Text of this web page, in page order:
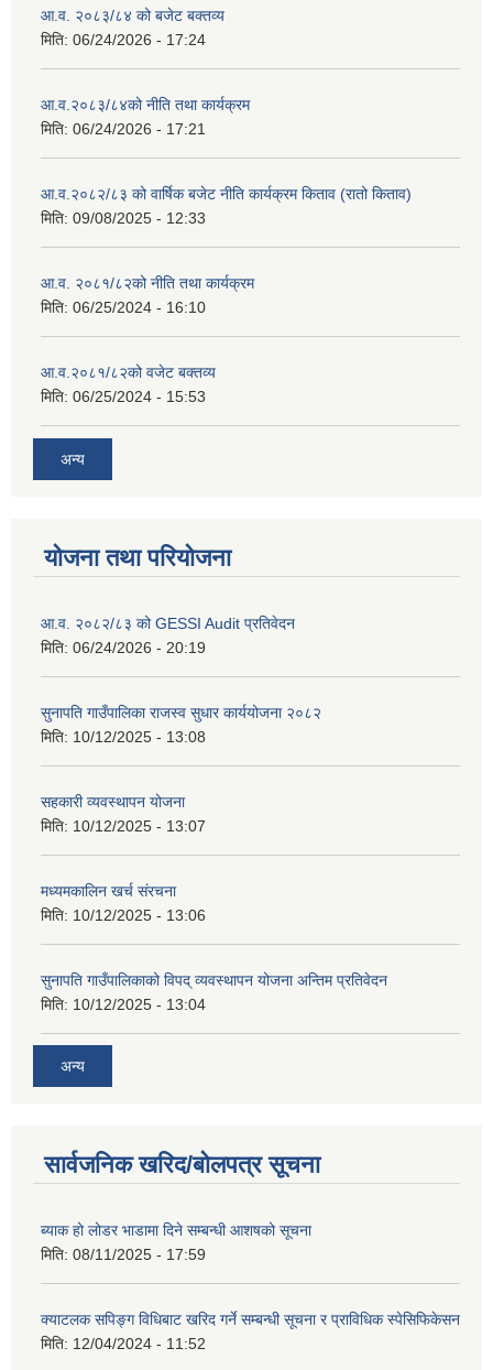
आ.व. २०८३/८४ को बजेट बक्तव्य
मिति: 06/24/2026 - 17:24
आ.व.२०८३/८४को नीति तथा कार्यक्रम
मिति: 06/24/2026 - 17:21
आ.व.२०८२/८३ को वार्षिक बजेट नीति कार्यक्रम किताव (रातो किताव)
मिति: 09/08/2025 - 12:33
आ.व. २०८१/८२को नीति तथा कार्यक्रम
मिति: 06/25/2024 - 16:10
आ.व.२०८१/८२को वजेट बक्तव्य
मिति: 06/25/2024 - 15:53
अन्य
योजना तथा परियोजना
आ.व. २०८२/८३ को GESSI Audit प्रतिवेदन
मिति: 06/24/2026 - 20:19
सुनापति गाउँपालिका राजस्व सुधार कार्ययोजना २०८२
मिति: 10/12/2025 - 13:08
सहकारी व्यवस्थापन योजना
मिति: 10/12/2025 - 13:07
मध्यमकालिन खर्च संरचना
मिति: 10/12/2025 - 13:06
सुनापति गाउँपालिकाको विपद् व्यवस्थापन योजना अन्तिम प्रतिवेदन
मिति: 10/12/2025 - 13:04
अन्य
सार्वजनिक खरिद/बोलपत्र सूचना
ब्याक हो लोडर भाडामा दिने सम्बन्धी आशषको सूचना
मिति: 08/11/2025 - 17:59
क्याटलक सपिङ्ग विधिबाट खरिद गर्ने सम्बन्धी सूचना र प्राविधिक स्पेसिफिकेसन
मिति: 12/04/2024 - 11:52